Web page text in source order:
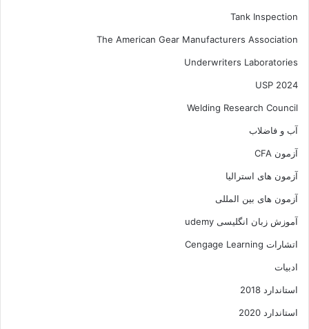
Tank Inspection
The American Gear Manufacturers Association
Underwriters Laboratories
USP 2024
Welding Research Council
آب و فاضلاب
آزمون CFA
آزمون های استرالیا
آزمون های بین المللی
آموزش زبان انگلیسی udemy
اتشارات Cengage Learning
ادبیات
استاندارد 2018
استاندارد 2020